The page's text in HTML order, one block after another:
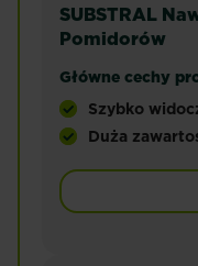
SUBSTRAL
Pomidorów
Główne cechy
Szybko
Duża